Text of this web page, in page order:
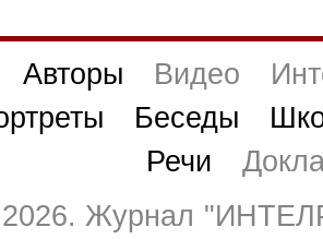
Авторы Видео
Беседы
Речи
2026. Журнал